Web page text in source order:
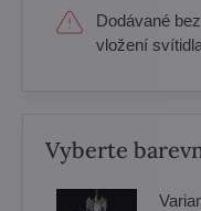
Dodávané
vložení
Vyberte